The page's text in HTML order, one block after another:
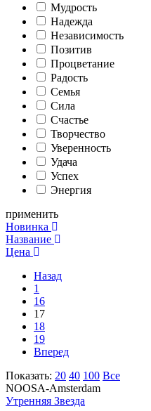
Мудрость
Надежда
Независимость
Позитив
Процветание
Радость
Семья
Сила
Счастье
Творчество
Уверенность
Удача
Успех
Энергия
применить
Новинка
Название
Цена
Назад
1
16
17
18
19
Вперед
Показать: 20 40 100 Все
NOOSA-Amsterdam
Утренняя Звезда